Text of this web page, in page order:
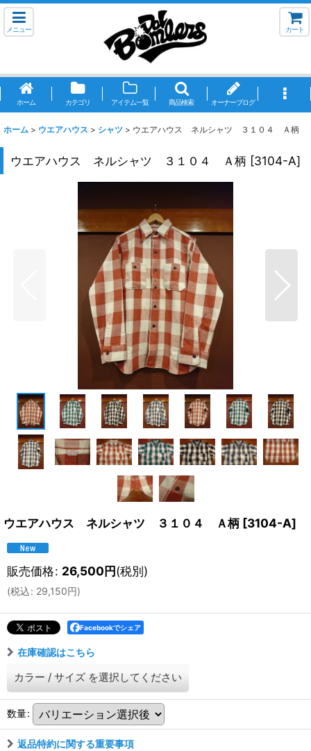
メニュー カート
ホーム カテゴリ アイテム一覧 商品検索 オーナーブログ
ホーム > ウエアハウス > シャツ > ウエアハウス ネルシャツ ３１０４ Ａ柄
ウエアハウス ネルシャツ ３１０４ Ａ柄 [3104-A]
ウエアハウス ネルシャツ ３１０４ Ａ柄 [3104-A]
販売価格: 26,500円(税別)
(税込: 29,150円)
Facebookでシェア
在庫確認はこちら
カラー / サイズ を選択してください
数量:
返品特約に関する重要事項